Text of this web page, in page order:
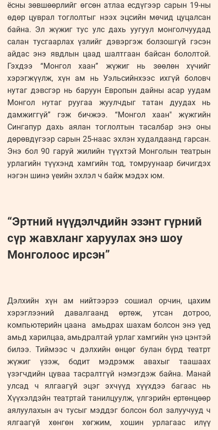
ёсны зөвшөөрлийг өгсөн атлаа есдүгээр сарын 19-ны
өдөр цуврал тоглолтыг нээх эцсийн мөчид цуцалсан
байна. Эл жүжиг тус улс дахь уугуул монголчуудад
салан тусгаарлах үзлийг дэвэргэж болзошгүй гэсэн
айдас энэ явдлын цаад шалтгаан байсан бололтой.
Гэхдээ “Монгол хаан” жүжиг нь зөөлөн хүчийг
хэрэгжүүлж, хүн ам нь Уэльсийнхээс ихгүй боловч
нутаг дэвсгэр нь баруун Европын дайны асар уудам
Монгол нутаг руугаа жуулчдыг татан дуудах нь
дамжиггүй” гэж бичжээ. “Монгол хаан" жүжгийн
Сингапур дахь аялан тоглолтын тасалбар энэ оны
дөрөвдүгээр сарын 25-наас эхлэн худалдаанд гарсан.
Энэ бол 90 гаруй жилийн түүхтэй Монголын театрын
урлагийн түүхэнд хамгийн тод, томруунаар бичигдэх
нэгэн шинэ үеийн эхлэл ч байж мэдэх юм.
“Эртний нүүдэлчдийн эзэнт гүрний
сүр жавхланг харуулах энэ шоу
Монголоос ирсэн”
Дэлхийн хүн ам нийтээрээ сошиал орчин, цахим
хэрэглээний давалгаанд өртөж, утсан дотроо,
компьютерийн цаана амьдрах шахам болсон энэ үед
амьд харилцаа, амьдралтай урлаг хамгийн үнэ цэнтэй
билээ. Тиймээс ч дэлхийн өнцөг булан бүрд театрт
жүжиг үзэж, бодит мэдрэмж авахыг таашаах
үзэгчдийн цуваа тасралтгүй нэмэгдэж байна. Манай
улсад ч ялгаагүй эцэг эхчүүд хүүхдээ багаас нь
Хүүхэлдэйн театртай танилцуулж, үлгэрийн ертөнцөөр
аялуулахын ач тусыг мэддэг болсон бол залуучууд ч
ялгаагүй хөнгөн хөгжим, хошин урлагаас илүү